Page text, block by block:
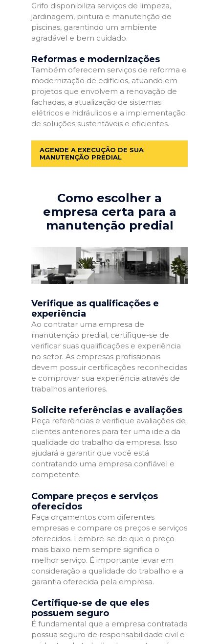
Grifo disponibiliza serviços de limpeza,
jardinagem, pintura e manutenção de
piscinas, garantindo um ambiente
agradável e bem cuidado.
Reformas e modernizações
Também oferecem serviços de reforma e
modernização de edifícios, atuando em
projetos que envolvem a renovação de
fachadas, a atualização de sistemas
elétricos e hidráulicos e a implementação
de soluções sustentáveis e eficientes.
AGENDE A EXECUÇÃO DE SUA
MANUTENÇÃO PREDIAL
Como escolher a
empresa certa para a
manutenção predial
Verifique as qualificações e
experiência
Ao contratar uma empresa de
manutenção predial, certifique-se de
verificar suas qualificações e experiência
no setor. As empresas profissionais
devem possuir certificações reconhecidas
e comprovar sua experiência através de
trabalhos anteriores.
Solicite referências e avaliações
Peça referências e verifique avaliações de
clientes anteriores para ter uma ideia da
qualidade do trabalho da empresa. Isso
ajudará a garantir que você está
contratando uma empresa confiável e
competente.
Compare preços e serviços
oferecidos
Faça orçamentos com diferentes
empresas e compare os preços e serviços
oferecidos. Lembre-se de que o preço
mais baixo nem sempre significa o
melhor serviço. É importante levar em
consideração a qualidade do trabalho e a
garantia oferecida pela empresa.
Certifique-se de que eles
possuem seguro
É fundamental que a empresa contratada
possua seguro de responsabilidade civil e